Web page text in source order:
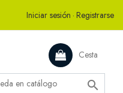
Iniciar sesión · Registrarse
Cesta
